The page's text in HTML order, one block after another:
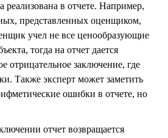
реализована в отчете. Например,
представленных оценщиком,
учел не все ценообразующие
тогда на отчет дается
отрицательное заключение, где
Также эксперт может заметить
ошибки в отчете, но
отчет возвращается